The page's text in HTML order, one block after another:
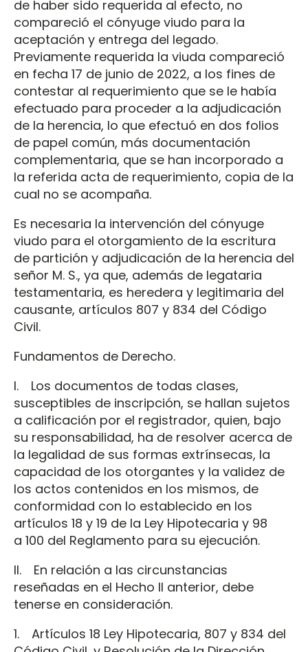
de haber sido requerida al efecto, no
compareció el cónyuge viudo para la
aceptación y entrega del legado.
Previamente requerida la viuda compareció
en fecha 17 de junio de 2022, a los fines de
contestar al requerimiento que se le había
efectuado para proceder a la adjudicación
de la herencia, lo que efectuó en dos folios
de papel común, más documentación
complementaria, que se han incorporado a
la referida acta de requerimiento, copia de la
cual no se acompaña.
Es necesaria la intervención del cónyuge
viudo para el otorgamiento de la escritura
de partición y adjudicación de la herencia del
señor M. S., ya que, además de legataria
testamentaria, es heredera y legitimaria del
causante, artículos 807 y 834 del Código
Civil.
Fundamentos de Derecho.
I. Los documentos de todas clases,
susceptibles de inscripción, se hallan sujetos
a calificación por el registrador, quien, bajo
su responsabilidad, ha de resolver acerca de
la legalidad de sus formas extrínsecas, la
capacidad de los otorgantes y la validez de
los actos contenidos en los mismos, de
conformidad con lo establecido en los
artículos 18 y 19 de la Ley Hipotecaria y 98
a 100 del Reglamento para su ejecución.
II. En relación a las circunstancias
reseñadas en el Hecho II anterior, debe
tenerse en consideración.
1. Artículos 18 Ley Hipotecaria, 807 y 834 del